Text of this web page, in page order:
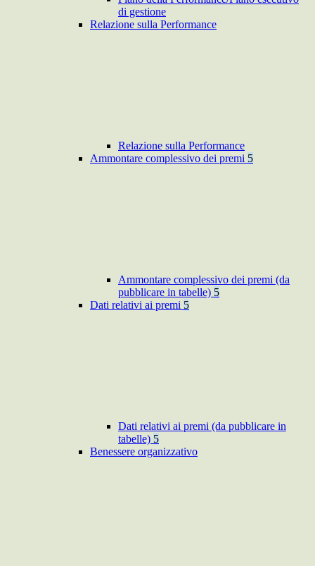
di gestione
Relazione sulla Performance
Relazione sulla Performance
Ammontare complessivo dei premi 5
Ammontare complessivo dei premi (da
pubblicare in tabelle) 5
Dati relativi ai premi 5
Dati relativi ai premi (da pubblicare in
tabelle) 5
Benessere organizzativo